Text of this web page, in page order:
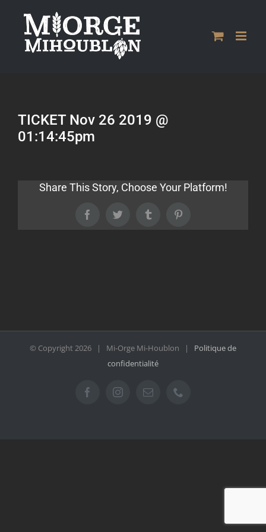
contenu
TICKET Nov 26 2019 @
01:14:45pm
Share This Story, Choose Your Platform!
FacebookTwitter Tumblr
© Copyright2026 | Mi-Orge Mi-Houblon | Politique de
confidentialité
FacebookInstagramEmail